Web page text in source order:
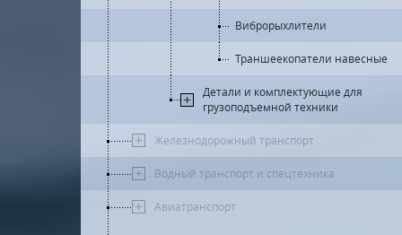
Виброрыхлители
Траншеекопатели навесные
Детали и комплектующие для
грузоподъемной техники
Железнодорожный транспорт
Водный транспорт и спецтехника
Авиатранспорт